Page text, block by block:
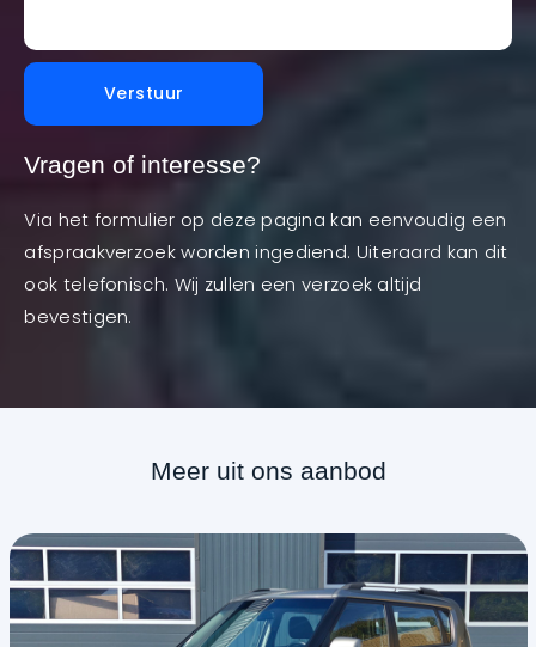
Verstuur
Vragen of interesse?
Via het formulier op deze pagina kan eenvoudig een
afspraakverzoek worden ingediend. Uiteraard kan dit
ook telefonisch. Wij zullen een verzoek altijd
bevestigen.
Meer uit ons aanbod